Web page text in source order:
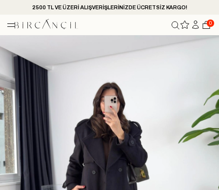
2500 TL VE ÜZERİ ALIŞVERİŞLERİNİZDE ÜCRETSİZ KARGO!
0